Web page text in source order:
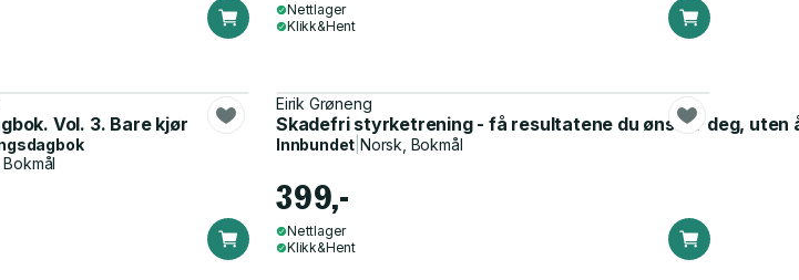
Nettlager
Klikk&Hent
Vol. 3. Bare kjør
Eirik Grøneng
Skadefri styrketrening - få resultatene du ønsker deg, uten
Innbundet |Norsk, Bokmål
399,-
Nettlager
Klikk&Hent